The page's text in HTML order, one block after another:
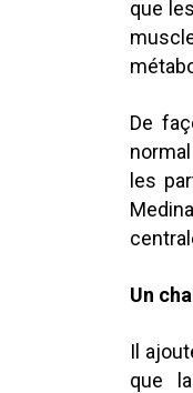
que
De
les
Un
Il
que